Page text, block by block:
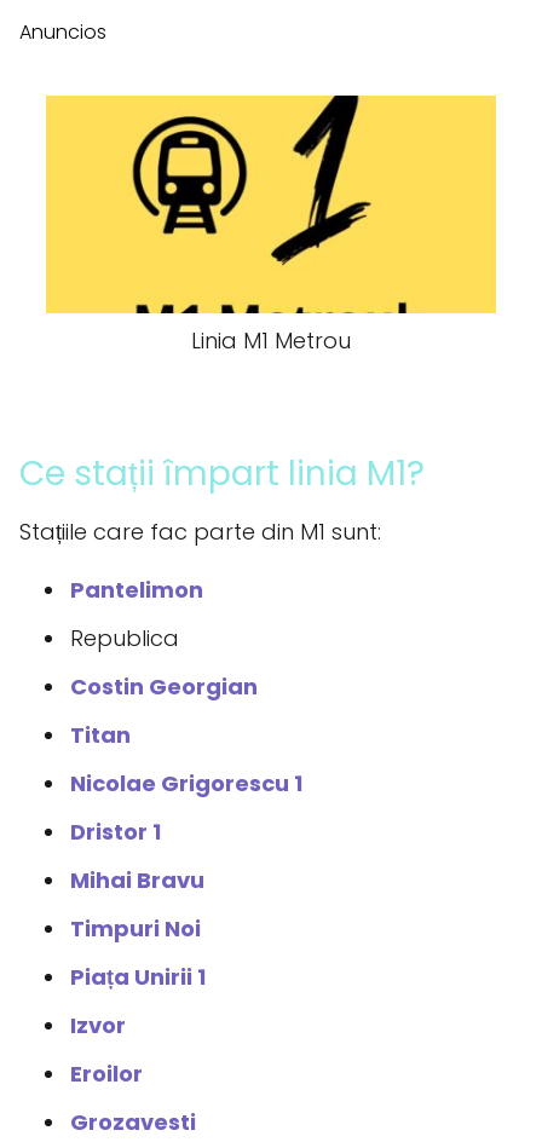
Anuncios
Linia M1 Metrou
Ce stații împart linia M1?
Stațiile care fac parte din M1 sunt:
Pantelimon
Republica
Costin Georgian
Titan
Nicolae Grigorescu 1
Dristor 1
Mihai Bravu
Timpuri Noi
Piața Unirii 1
Izvor
Eroilor
Grozavesti